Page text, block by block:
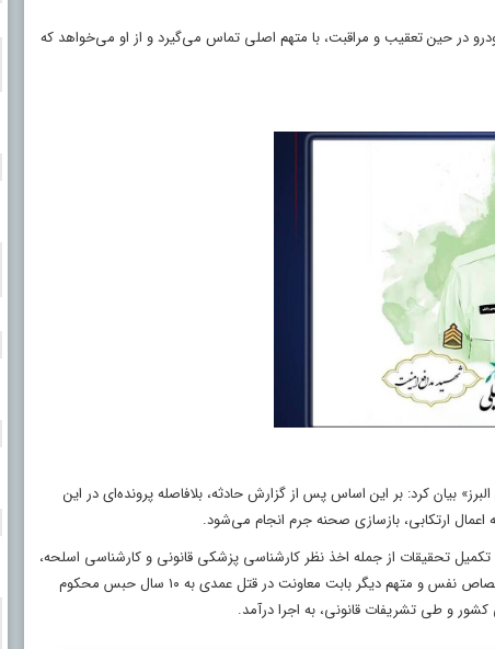
در حین تعقیب و مراقبت، با متهم اصلی تماس می‌گیرد و از او می‌خواهد که
بیان کرد: بر این اساس پس از گزارش حادثه، بلافاصله پرونده‌ای در این
ارتکابی، بازسازی صحنه جرم انجام می‌شود.
تکمیل تحقیقات از جمله اخذ نظر کارشناسی پزشکی قانونی و کارشناسی اسلحه،
پرونده با کیفرخواست به دادگاه کیفری یک استان البرز ارسال شد و پس از رسیدگی، قاتل به قصاص نفس و متهم دیگر بابت معاونت در قتل عمدی به ۱۰ سال حبس محکوم
و طی تشریفات قانونی، به اجرا درآمد.